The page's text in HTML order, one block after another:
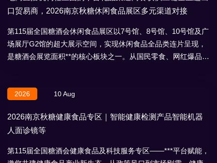
口贸易商，2026南京秋糖休闲食品展区多元渠道对接
第115届全国糖酒会休闲食品展区以7号馆、8号馆、10号馆及广
场展厅G2馆的超大展示空间，实现休闲食品全品类连片呈现，
是糖酒会展览面积**的核心板块之一。从国民零食、网红爆品到
2026 10 Aug
2026南京秋糖健康食品专区｜智能健康检测产品智能机器
人面诊镜等
第115届全国糖酒会健康食品及科技服务专区——***平台赋能，